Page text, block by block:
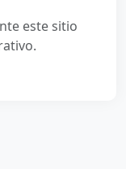
este sitio